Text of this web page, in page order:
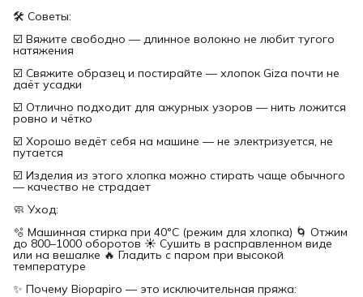
🛠 Советы:
☑️ Вяжите свободно — длинное волокно не любит тугого
натяжения
☑️ Свяжите образец и постирайте — хлопок Giza почти не
даёт усадки
☑️ Отлично подходит для ажурных узоров — нить ложится
ровно и чётко
☑️ Хорошо ведёт себя на машине — не электризуется, не
путается
☑️ Изделия из этого хлопка можно стирать чаще обычного
— качество не страдает
🧼 Уход:
🫧 Машинная стирка при 40°C (режим для хлопка) 🌀 Отжим
до 800–1000 оборотов ☀️ Сушить в расправленном виде
или на вешалке 🔥 Гладить с паром при высокой
температуре
✨ Почему Biopapiro — это исключительная пряжа: